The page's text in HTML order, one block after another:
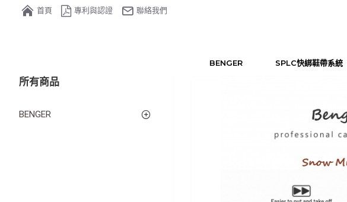
首頁 專利與認證 聯絡我們
BENGER SPLC快綁鞋帶系統
所有商品
BENGER